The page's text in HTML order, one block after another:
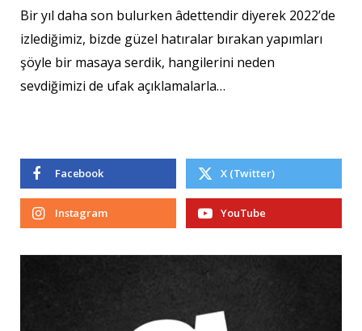
Bir yıl daha son bulurken âdettendir diyerek 2022’de
izlediğimiz, bizde güzel hatıralar bırakan yapımları
şöyle bir masaya serdik, hangilerini neden
sevdiğimizi de ufak açıklamalarla…
Facebook X (Twitter)
Instagram YouTube